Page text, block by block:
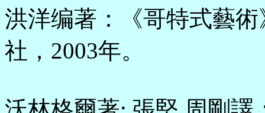
洪洋编著：《哥特式藝
社，2003年。